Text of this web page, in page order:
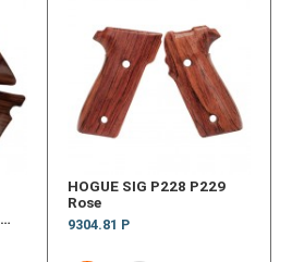
HOGUE SIG P228 P229
Rose
9304.81 Р